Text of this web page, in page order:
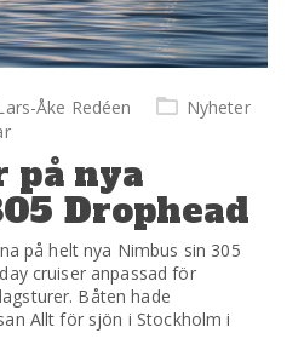
Åke Redéen
Nyheter
nya
Drophead
på helt nya Nimbus sin 305
cruiser anpassad för
Båten hade
Allt för sjön i Stockholm i